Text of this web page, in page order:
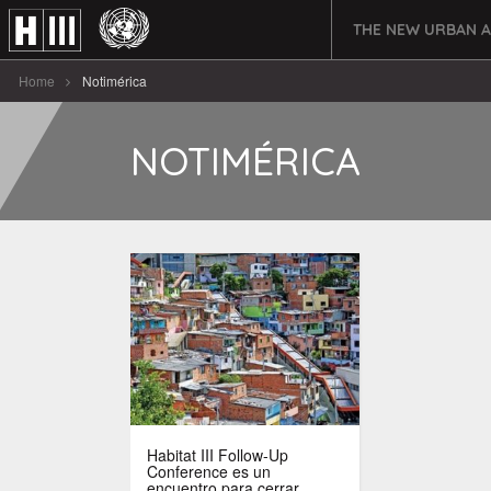
THE NEW URBAN
Home Notimérica
NOTIMÉRICA
Habitat III Follow-Up
Conference es un